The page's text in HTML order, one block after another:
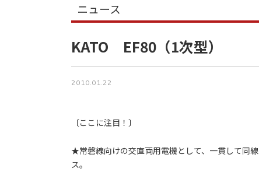
ニュース
KATO EF80（1次型）
2010.01.22
〔ここに注目！〕
★常磐線向けの交直両用電機として、一貫して同
ス。